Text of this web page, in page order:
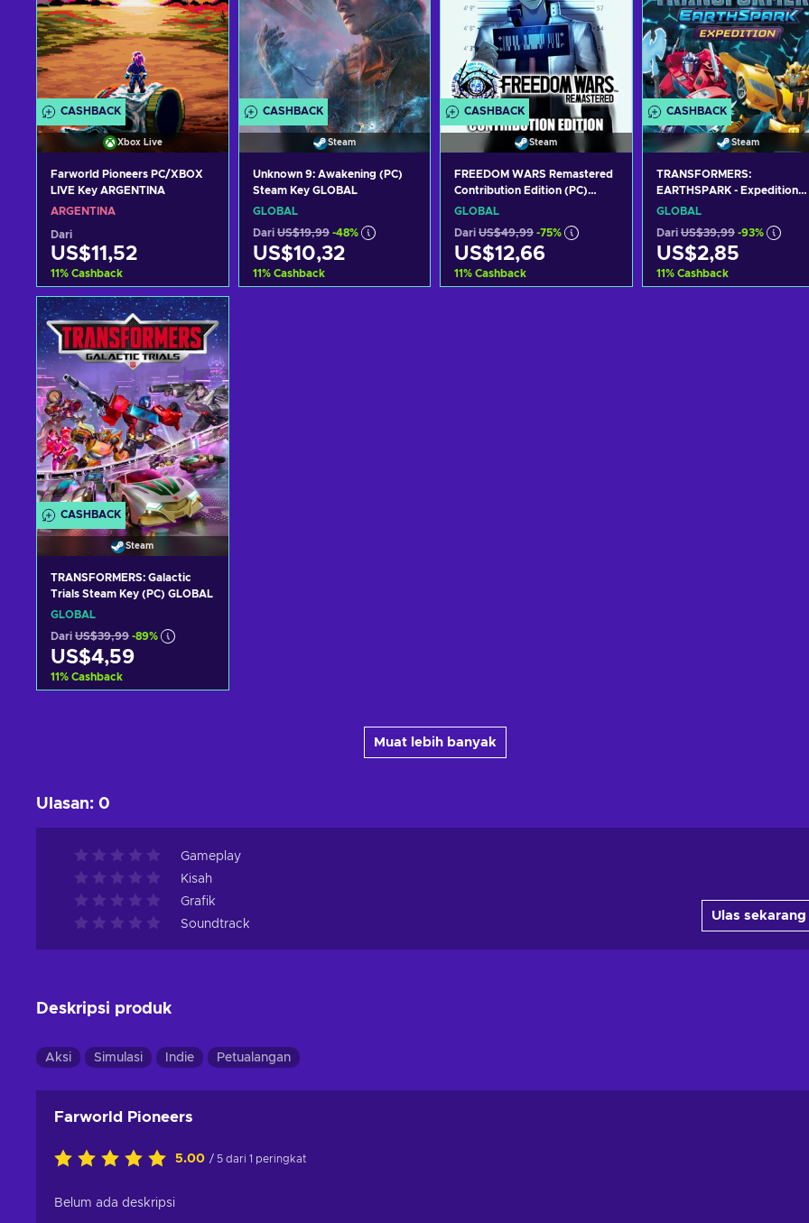
CASHBACK
Xbox Live
Farworld Pioneers PC/XBOX
LIVE Key ARGENTINA
ARGENTINA
Dari
US$11,52
11% Cashback
Tambah ke keranjang
Lihat penawaran
CASHBACK
Steam
Unknown 9: Awakening (PC)
Steam Key GLOBAL
GLOBAL
Dari US$19,99 -48%
US$10,32
11% Cashback
CASHBACK
Steam
FREEDOM WARS Remastered
Contribution Edition (PC)
Steam Key GLOBAL
GLOBAL
Dari US$49,99 -75%
US$12,66
11% Cashback
CASHBACK
Steam
TRANSFORMERS:
EARTHSPARK - Expedition
(PC) Steam Key GLOBAL
GLOBAL
Dari US$39,99 -93%
US$2,85
11% Cashback
CASHBACK
Steam
TRANSFORMERS: Galactic
Trials Steam Key (PC) GLOBAL
GLOBAL
Dari US$39,99 -89%
US$4,59
11% Cashback
Muat lebih banyak
Ulasan: 0
Gameplay
Kisah
Grafik
Soundtrack
Ulas sekarang
Deskripsi produk
Aksi Simulasi Indie Petualangan
Farworld Pioneers
5.00 / 5 dari 1 peringkat
Belum ada deskripsi